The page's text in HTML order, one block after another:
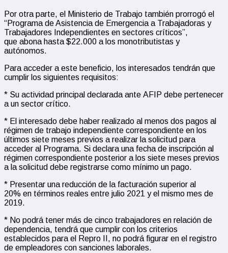
Por otra parte, el Ministerio de Trabajo también prorrogó el
“Programa de Asistencia de Emergencia a Trabajadoras y
Trabajadores Independientes en sectores críticos”,
que abona hasta $22.000 a los monotributistas y
autónomos.
Para acceder a este beneficio, los interesados tendrán que
cumplir los siguientes requisitos:
* Su actividad principal declarada ante AFIP debe pertenecer
a un sector crítico.
* El interesado debe haber realizado al menos dos pagos al
régimen de trabajo independiente correspondiente en los
últimos siete meses previos a realizar la solicitud para
acceder al Programa. Si declara una fecha de inscripción al
régimen correspondiente posterior a los siete meses previos
a la solicitud debe registrarse como mínimo un pago.
* Presentar una reducción de la facturación superior al
20% en términos reales entre julio 2021 y el mismo mes de
2019.
* No podrá tener más de cinco trabajadores en relación de
dependencia, tendrá que cumplir con los criterios
establecidos para el Repro II, no podrá figurar en el registro
de empleadores con sanciones laborales.